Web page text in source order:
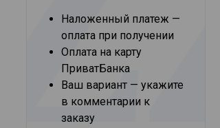
Наложенный платеж —
оплата при получении
Оплата на карту
ПриватБанка
Ваш вариант — укажите
в комментарии к
заказу